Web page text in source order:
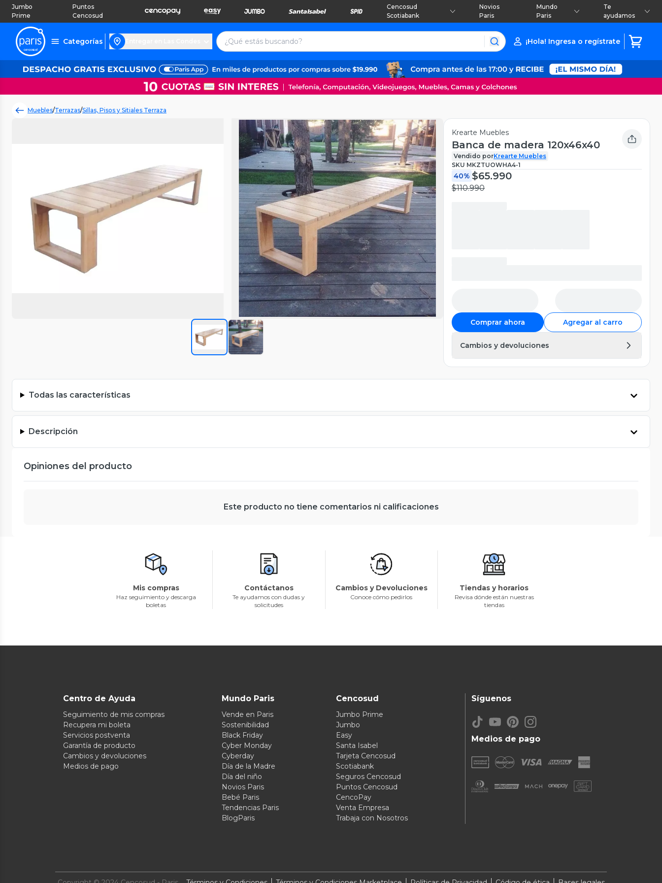
Jumbo
Prime
Puntos
Cencosud
Cencosud
Scotiabank
Novios
Paris
Mundo
Paris
Te
ayudamos
Categorías ¡Hola! Ingresa o regístrate
Muebles/Terrazas/Sillas, Pisos y Sitiales Terraza
Krearte Muebles
Banca de madera 120x46x40
Vendido porKrearte Muebles
SKU MKZTUOWHA4-1
40% $65.990
$110.990
Comprar ahora Agregar al carro
Cambios y devoluciones
Todas las características
Descripción
Opiniones del producto
Este producto no tiene comentarios ni calificaciones
Mis compras
Haz seguimiento y descarga
boletas
Contáctanos
Te ayudamos con dudas y
solicitudes
Cambios y Devoluciones
Conoce cómo pedirlos
Tiendas y horarios
Revisa dónde están nuestras
tiendas
Centro de Ayuda
Seguimiento de mis compras
Recupera mi boleta
Servicios postventa
Garantía de producto
Cambios y devoluciones
Medios de pago
Mundo Paris
Vende en Paris
Sostenibilidad
Black Friday
Cyber Monday
Cyberday
Día de la Madre
Día del niño
Novios Paris
Bebé Paris
Tendencias Paris
BlogParis
Cencosud
Jumbo Prime
Jumbo
Easy
Santa Isabel
Tarjeta Cencosud
Scotiabank
Seguros Cencosud
Puntos Cencosud
CencoPay
Venta Empresa
Trabaja con Nosotros
Medios de pago
Síguenos